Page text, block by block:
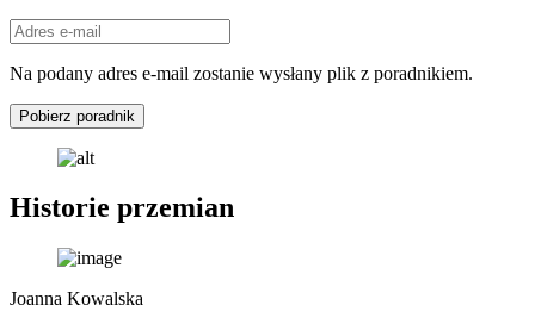
Na podany adres e-mail zostanie wysłany plik z poradnikiem.
Pobierz poradnik
Historie przemian
Joanna Kowalska